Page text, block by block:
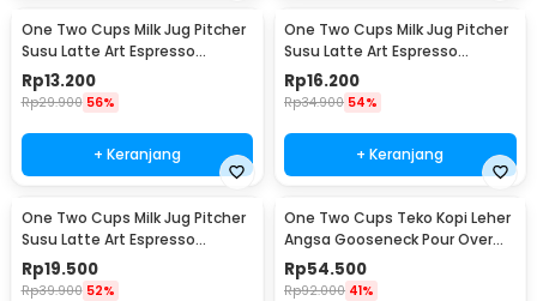
One Two Cups Milk Jug Pitcher
Susu Latte Art Espresso
Stainless Steel 1.5oz - S06HG
Rp13.200
Rp29.900 56%
+ Keranjang
One Two Cups Milk Jug Pitcher
Susu Latte Art Espresso
Stainless Steel 3oz - S06HG
Rp16.200
Rp34.900 54%
+ Keranjang
One Two Cups Milk Jug Pitcher
Susu Latte Art Espresso
Stainless Steel 5oz - S06HG
Rp19.500
Rp39.900 52%
One Two Cups Teko Kopi Leher
Angsa Gooseneck Pour Over
Drip Kettle 250ml - AA049
Rp54.500
Rp92.000 41%